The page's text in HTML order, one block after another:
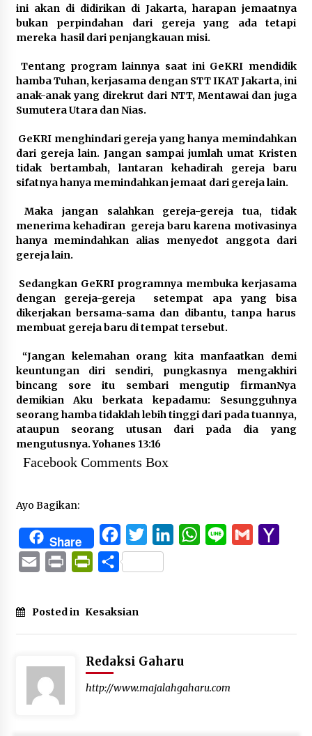
ini akan di didirikan di Jakarta, harapan jemaatnya
bukan perpindahan dari gereja yang ada tetapi
mereka hasil dari penjangkauan misi.
Tentang program lainnya saat ini GeKRI mendidik
hamba Tuhan, kerjasama dengan STT IKAT Jakarta, ini
anak-anak yang direkrut dari NTT, Mentawai dan juga
Sumutera Utara dan Nias.
GeKRI menghindari gereja yang hanya memindahkan
dari gereja lain. Jangan sampai jumlah umat Kristen
tidak bertambah, lantaran kehadirah gereja baru
sifatnya hanya memindahkan jemaat dari gereja lain.
Maka jangan salahkan gereja-gereja tua, tidak
menerima kehadiran gereja baru karena motivasinya
hanya memindahkan alias menyedot anggota dari
gereja lain.
Sedangkan GeKRI programnya membuka kerjasama
dengan gereja-gereja setempat apa yang bisa
dikerjakan bersama-sama dan dibantu, tanpa harus
membuat gereja baru di tempat tersebut.
“Jangan kelemahan orang kita manfaatkan demi
keuntungan diri sendiri, pungkasnya mengakhiri
bincang sore itu sembari mengutip firmanNya
demikian Aku berkata kepadamu: Sesungguhnya
seorang hamba tidaklah lebih tinggi dari pada tuannya,
ataupun seorang utusan dari pada dia yang
mengutusnya. Yohanes 13:16
Facebook Comments Box
Ayo Bagikan:
Share FacebookTwitterLinkedInWhatsApp
Line Gmail
Email Print PrintFriendly
Share
Posted in Kesaksian
Redaksi Gaharu
http://www.majalahgaharu.com